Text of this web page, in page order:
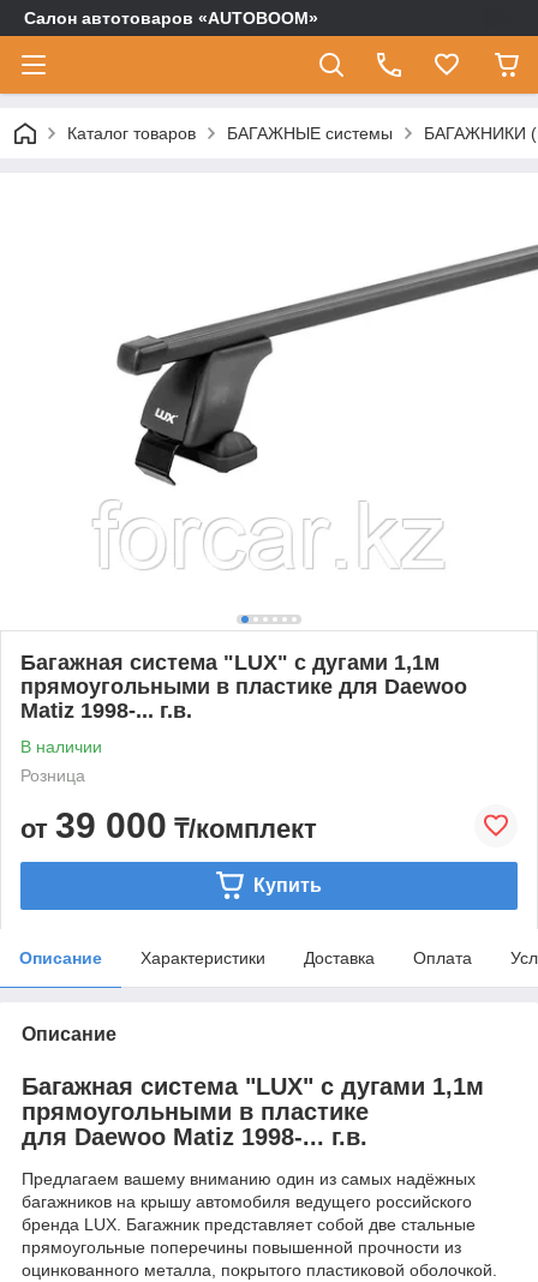
Салон автотоваров «AUTOBOOM»
Каталог товаров БАГАЖНЫЕ системы БАГАЖНИКИ
Багажная система "LUX" с дугами 1,1м
прямоугольными в пластике для Daewoo
Matiz 1998-... г.в.
В наличии
Розница
от 39 000 ₸/комплект
Купить
Описание Характеристики Доставка Оплата
Описание
Багажная система "LUX" с дугами 1,1м
прямоугольными в пластике
для Daewoo Matiz 1998-... г.в.
Предлагаем вашему вниманию один из самых надёжных
багажников на крышу автомобиля ведущего российского
бренда LUX. Багажник представляет собой две стальные
прямоугольные поперечины повышенной прочности из
оцинкованного металла, покрытого пластиковой оболочкой.